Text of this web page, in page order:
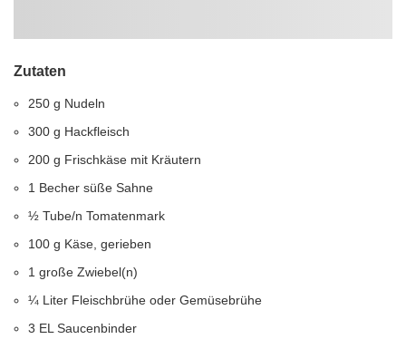
Zutaten
250 g Nudeln
300 g Hackfleisch
200 g Frischkäse mit Kräutern
1 Becher süße Sahne
½ Tube/n Tomatenmark
100 g Käse, gerieben
1 große Zwiebel(n)
¼ Liter Fleischbrühe oder Gemüsebrühe
3 EL Saucenbinder